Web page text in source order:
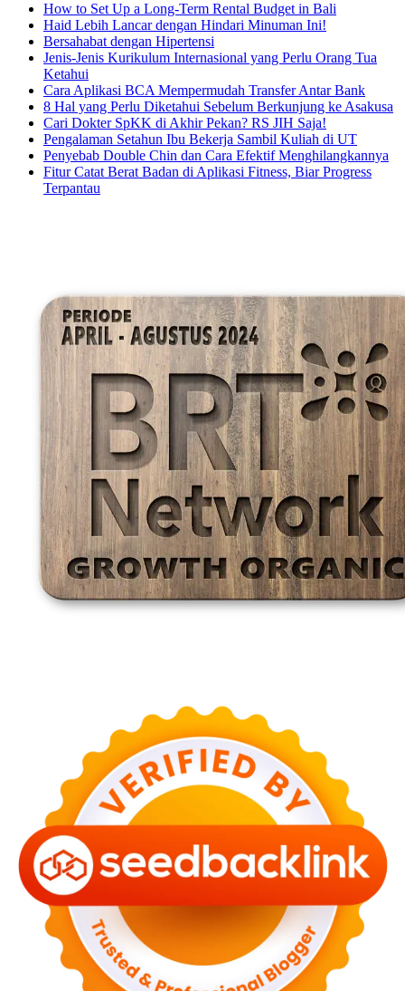
How to Set Up a Long-Term Rental Budget in Bali
Haid Lebih Lancar dengan Hindari Minuman Ini!
Bersahabat dengan Hipertensi
Jenis-Jenis Kurikulum Internasional yang Perlu Orang Tua
Ketahui
Cara Aplikasi BCA Mempermudah Transfer Antar Bank
8 Hal yang Perlu Diketahui Sebelum Berkunjung ke Asakusa
Cari Dokter SpKK di Akhir Pekan? RS JIH Saja!
Pengalaman Setahun Ibu Bekerja Sambil Kuliah di UT
Penyebab Double Chin dan Cara Efektif Menghilangkannya
Fitur Catat Berat Badan di Aplikasi Fitness, Biar Progress
Terpantau